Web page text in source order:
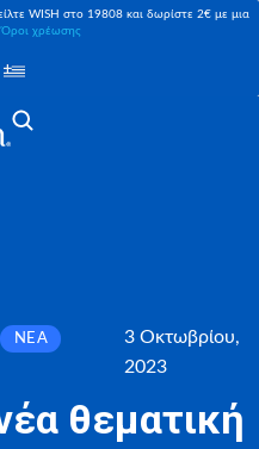
WISH στο 19808 και δωρίστε 2€ με μια
Όροι χρέωσης
ΝΈΑ
3 Οκτωβρίου,
2023
θεματική